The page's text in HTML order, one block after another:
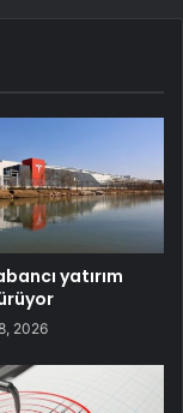
yatırım
2026